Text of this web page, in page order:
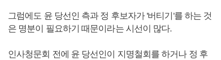
그럼에도 윤 당선인 측과 정 후보자가 '버티기'를 하는 것
은 명분이 필요하기 때문이라는 시선이 많다.
인사청문회 전에 윤 당선인이 지명철회를 하거나 정 후